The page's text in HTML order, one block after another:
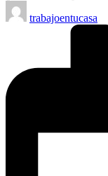
Publicado
por
trabajoentucasa